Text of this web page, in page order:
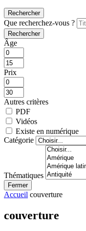
Rechercher
Que recherchez-vous ?
Rechercher
Âge
Prix
Autres critères
PDF
Vidéos
Existe en numérique
Catégorie
Thématiques
Fermer
Accueil couverture
couverture